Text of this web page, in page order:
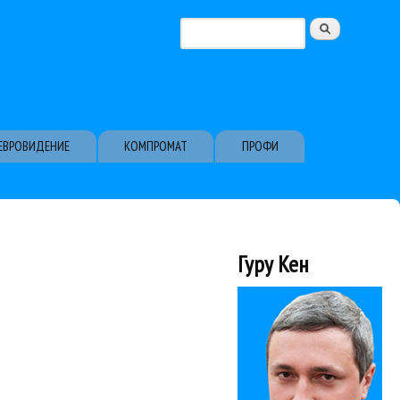
Форма поиска
КОМПРОМАТ
ПРОФИ
Гуру Кен